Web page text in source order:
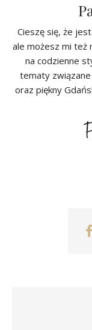
Cieszę się, że
ale możesz mi też
na codzienne
tematy
oraz piękny